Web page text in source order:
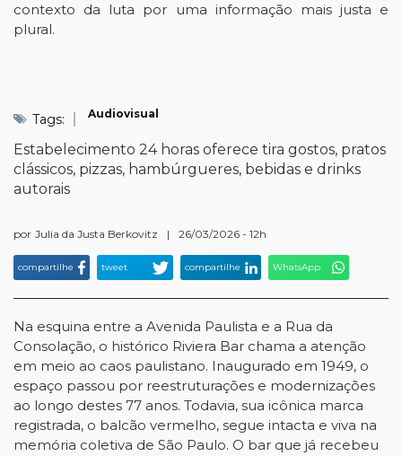
contexto da luta por uma informação mais justa e
plural.
Tags: Audiovisual
Estabelecimento 24 horas oferece tira gostos, pratos
clássicos, pizzas, hambúrgueres, bebidas e drinks
autorais
por Julia da Justa Berkovitz | 26/03/2026 - 12h
compartilhe tweet compartilhe WhatsApp
Na esquina entre a Avenida Paulista e a Rua da
Consolação, o histórico Riviera Bar chama a atenção
em meio ao caos paulistano. Inaugurado em 1949, o
espaço passou por reestruturações e modernizações
ao longo destes 77 anos. Todavia, sua icônica marca
registrada, o balcão vermelho, segue intacta e viva na
memória coletiva de São Paulo. O bar que já recebeu